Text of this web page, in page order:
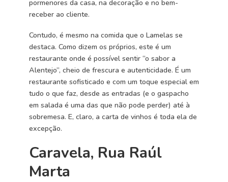
pormenores da casa, na decoração e no bem-
receber ao cliente.
Contudo, é mesmo na comida que o Lamelas se
destaca. Como dizem os próprios, este é um
restaurante onde é possível sentir “o sabor a
Alentejo”, cheio de frescura e autenticidade. É um
restaurante sofisticado e com um toque especial em
tudo o que faz, desde as entradas (e o gaspacho
em salada é uma das que não pode perder) até à
sobremesa. E, claro, a carta de vinhos é toda ela de
excepção.
Caravela, Rua Raúl
Marta